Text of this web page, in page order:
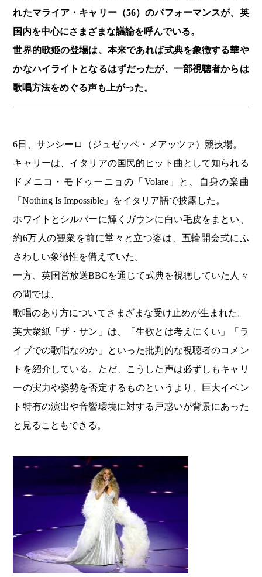
れたマライア・キャリー（56）のパフォーマンスが、英
国内を中心にさまざまな議論を呼んでいる。
世界的歌姫の登場は、本来であれば式典を象徴する華や
かなハイライトとなるはずだったが、一部視聴者からは
歌唱方法をめぐる声も上がった。
6日、サンシーロ（ジュゼッペ・メアッツァ）競技場。
キャリーは、イタリアの国民的ヒット曲として知られる
ドメニコ・モドゥーニョの「Volare」と、自身の楽曲
「Nothing Is Impossible」をイタリア語で披露した。
ホワイトとシルバーに輝くガウンに白い毛皮をまとい、
約6万人の観衆を前に堂々と立つ姿は、五輪開会式にふ
さわしい象徴性を備えていた。
一方、英国営放送BBCを通じて式典を視聴していた人々
の間では、
歌唱のあり方についてさまざまな受け止めが生まれた。
英大衆紙「ザ・サン」は、「生歌とは考えにくい」「ラ
イブでの歌唱なのか」といった批判的な視聴者のコメン
トを紹介している。ただ、こうした声は必ずしもキャリ
ーの実力や姿勢を否定するものというより、巨大イベン
ト特有の演出や音響環境に対する戸惑いが背景にあった
と見ることもできる。